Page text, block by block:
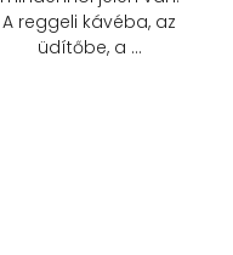
A reggeli kávéba, az
üdítőbe, a …